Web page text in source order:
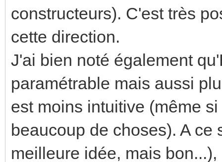
constructeurs). C'est très
cette direction.
J'ai bien noté également
paramétrable mais aussi
est moins intuitive (même
beaucoup de choses). A ce
meilleure idée, mais